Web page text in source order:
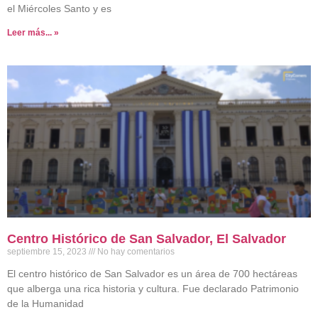
el Miércoles Santo y es
Leer más... »
Centro Histórico de San Salvador, El Salvador
septiembre 15, 2023 No hay comentarios
El centro histórico de San Salvador es un área de 700 hectáreas
que alberga una rica historia y cultura. Fue declarado Patrimonio
de la Humanidad